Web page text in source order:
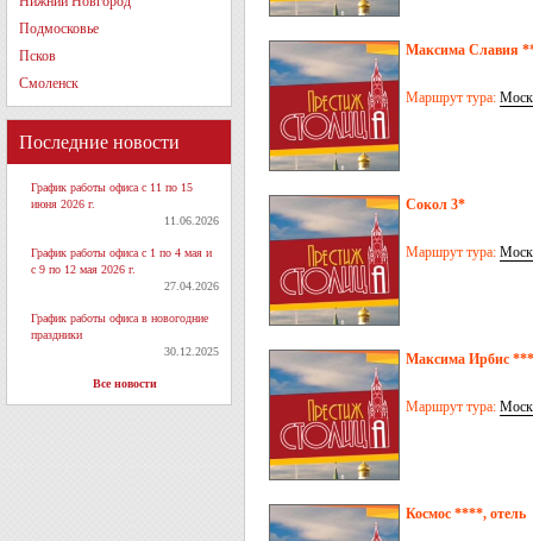
Подмосковье
Псков
Смоленск
Последние новости
График работы офиса с 11 по 15
июня 2026 г.
11.06.2026
График работы офиса с 1 по 4 мая и
с 9 по 12 мая 2026 г.
27.04.2026
График работы офиса в новогодние
праздники
30.12.2025
Все новости
Максима Славия
Маршрут тура:
Сокол 3*
Маршрут тура:
Максима Ирбис
Маршрут тура:
Космос ****, отель